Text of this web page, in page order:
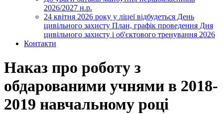
2026/2027 н.р.
24 квітня 2026 року у ліцеї відбудеться День
цивільного захисту План, графік проведення Дня
цивільного захисту і об'єктового тренування 2026
Контакти
Наказ про роботу з
обдарованими учнями в 2018-
2019 навчальному році